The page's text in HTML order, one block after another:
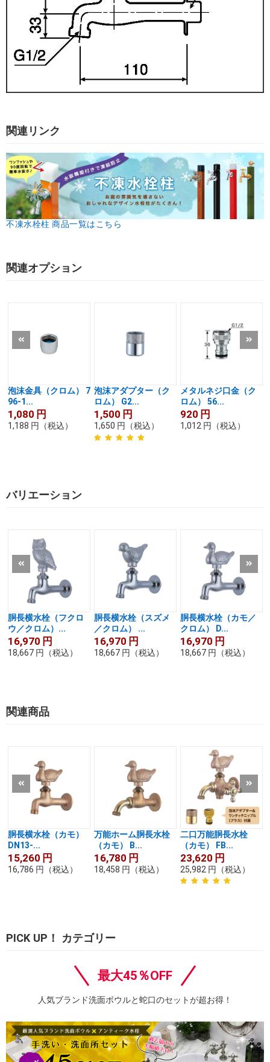
関連リンク
不凍水栓柱 商品一覧はこちら
関連オプション
泡沫金具（クロム） 7
96-1...
1,080 円
1,188 円 （税込）
泡沫アダプター（ク
ロム） G2...
1,500 円
1,650 円 （税込）
メタルネジ口金（ク
ロム） 56...
920 円
1,012 円 （税込）
バリエーション
胴長横水栓（フクロ
ウ／クロム）...
16,970 円
18,667 円 （税込）
胴長横水栓（スズメ
／クロム） ...
16,970 円
18,667 円 （税込）
胴長横水栓（カモ／
クロム） D...
16,970 円
18,667 円 （税込）
関連商品
胴長横水栓（カモ）
DN13-...
15,260 円
16,786 円 （税込）
万能ホーム胴長水栓
（カモ） B...
16,780 円
18,458 円 （税込）
二口万能胴長水栓
（カモ） FB...
23,620 円
25,982 円 （税込）
PICK UP！ カテゴリー
最大45％OFF
人気ブランド洗面ボウルと蛇口のセットが超お得！